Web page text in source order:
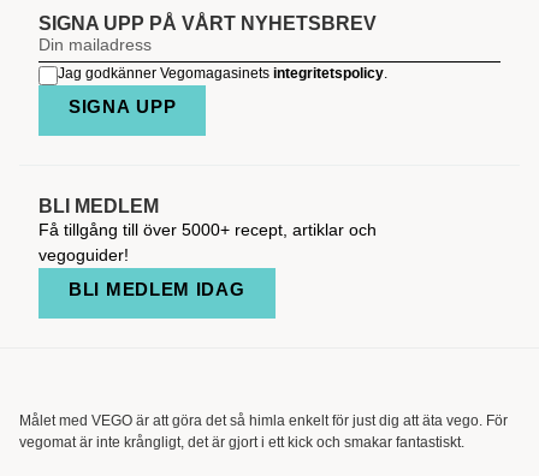
SIGNA UPP PÅ VÅRT NYHETSBREV
Jag godkänner Vegomagasinets integritetspolicy.
SIGNA UPP
BLI MEDLEM
Få tillgång till över 5000+ recept, artiklar och
vegoguider!
BLI MEDLEM IDAG
Målet med VEGO är att göra det så himla enkelt för just dig att äta vego. För
vegomat är inte krångligt, det är gjort i ett kick och smakar fantastiskt.